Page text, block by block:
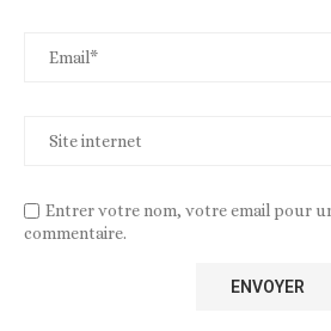
Entrer votre nom, votre email pour
commentaire.